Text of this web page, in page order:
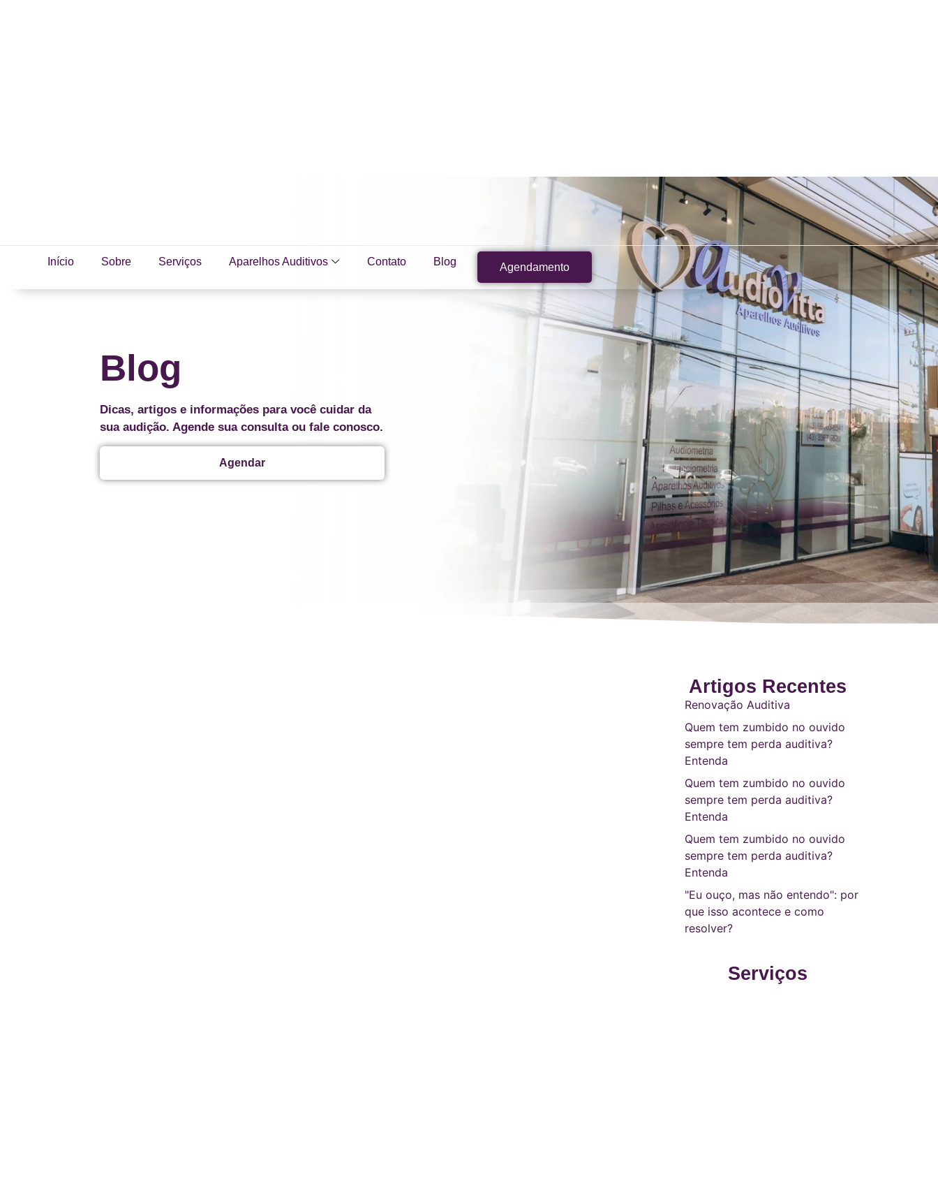
Início Sobre Serviços Aparelhos Auditivos Contato Blog Agendamento
Blog
Dicas, artigos e informações para você cuidar da
sua audição. Agende sua consulta ou fale conosco.
Agendar
Artigos Recentes
Renovação Auditiva
Quem tem zumbido no ouvido
sempre tem perda auditiva?
Entenda
Quem tem zumbido no ouvido
sempre tem perda auditiva?
Entenda
Quem tem zumbido no ouvido
sempre tem perda auditiva?
Entenda
"Eu ouço, mas não entendo": por
que isso acontece e como
resolver?
Serviços